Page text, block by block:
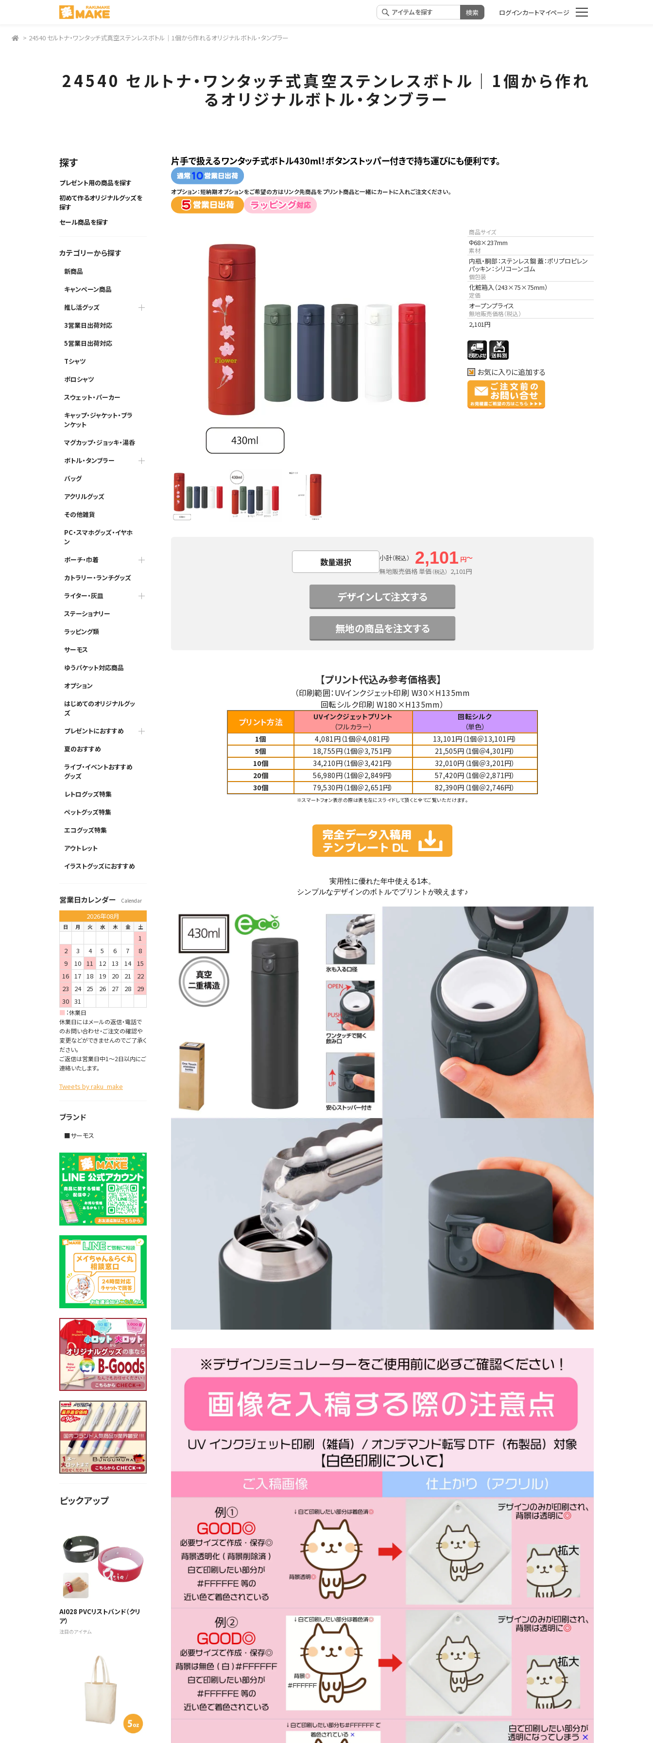
カートマイページ
> 24540 セルトナ・ワンタッチ式真空ステンレスボトル｜1個から作れるオリジナルボトル・タンブラー
24540 セルトナ・ワンタッチ式真空ステンレスボトル｜1個から作れ
るオリジナルボトル・タンブラー
探す
プレゼント用の商品を探す
初めて作るオリジナルグッズを
探す
セール商品を探す
カテゴリーから探す
新商品
キャンペーン商品
推し活グッズ
3営業日出荷対応
5営業日出荷対応
Tシャツ
ポロシャツ
スウェット・パーカー
キャップ・ジャケット・ブラ
ンケット
マグカップ・ジョッキ・湯呑
ボトル・タンブラー
バッグ
アクリルグッズ
その他雑貨
PC・スマホグッズ・イヤホ
ン
ポーチ・巾着
カトラリー・ランチグッズ
ライター・灰皿
ステーショナリー
ラッピング類
サーモス
ゆうパケット対応商品
オプション
はじめてのオリジナルグッ
ズ
プレゼントにおすすめ
夏のおすすめ
ライブ・イベントおすすめ
グッズ
レトログッズ特集
ペットグッズ特集
エコグッズ特集
アウトレット
イラストグッズにおすすめ
営業日カレンダー Calendar
2026年08月
日 月 火 水 木 金 土
1
2
3 4 5 6 7
8
9
10 11 12 13 14
15
16 17 18 19 20 21
22
23
24 25 26 27 28
29
30 31
■ ：休業日
休業日にはメールの返信・電話で
のお問い合わせ・ご注文の確認や
変更などができませんのでご了承く
ださい。
ご返信は営業日中1～2日以内にご
連絡いたします。
Tweets by raku_make
ブランド
■サーモス
ピックアップ
AI028 PVCリストバンド（クリ
ア）
注目のアイテム
片手で扱えるワンタッチ式ボトル430ml！ボタンストッパー付きで持ち運びにも便利です。
オプション：短納期オプションをご希望の方はリンク先商品をプリント商品と一緒にカートに入れご注文ください。
商品サイズ
Φ68×237mm
素材
内瓶・胴部：ステンレス鋼 蓋：ポリプロピレン
パッキン：シリコーンゴム
個包装
化粧箱入（243×75×75mm）
定価
オープンプライス
無地販売価格（税込）
2,101円
お気に入りに追加する
数量選択 小計（税込） 2,101 円～
無地販売価格 単価（税込） 2,101円
デザインして注文する
無地の商品を注文する
【プリント代込み参考価格表】
（印刷範囲：UVインクジェット印刷 W30×H135mm
回転シルク印刷 W180×H135mm）
プリント方法
UVインクジェットプリント
（フルカラー）
回転シルク
（単色）
1個
4,081円（1個＠4,081円）
13,101円（1個＠13,101円）
5個
18,755円（1個＠3,751円）
21,505円（1個＠4,301円）
10個
34,210円（1個＠3,421円）
32,010円（1個＠3,201円）
20個
56,980円（1個＠2,849円）
57,420円（1個＠2,871円）
30個
79,530円（1個＠2,651円） 82,390円（1個＠2,746円）
※スマートフォン表示の際は表を左にスライドして頂くと全てご覧いただけます。
実用性に優れた年中使える1本。
シンプルなデザインのボトルでプリントが映えます♪